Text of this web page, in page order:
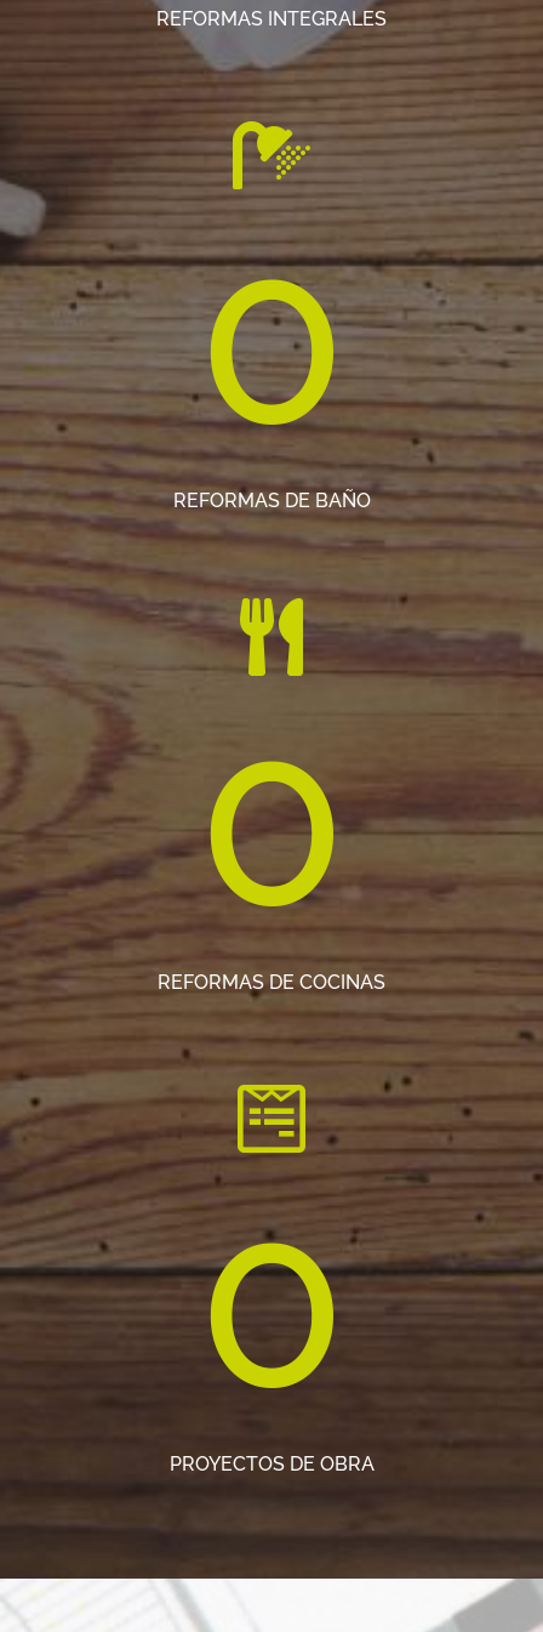
REFORMAS INTEGRALES
0
REFORMAS DE BAÑO
0
REFORMAS DE COCINAS
0
PROYECTOS DE OBRA